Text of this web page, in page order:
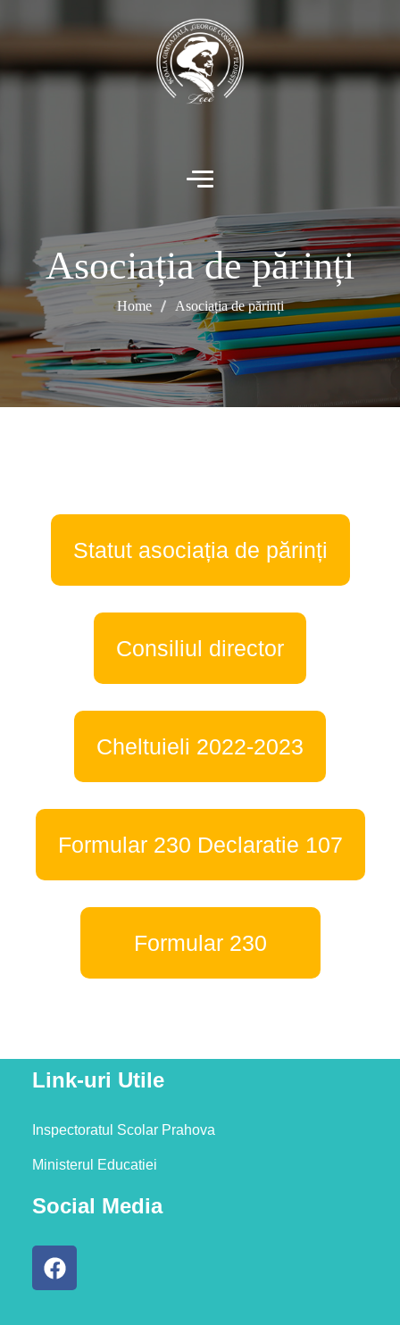
Asociația de părinți
Home Asociația de părinți
Statut asociația de părinți
Consiliul director
Cheltuieli 2022-2023
Formular 230 Declaratie 107
Formular 230
Link-uri Utile
Inspectoratul Scolar Prahova
Ministerul Educatiei
Social Media